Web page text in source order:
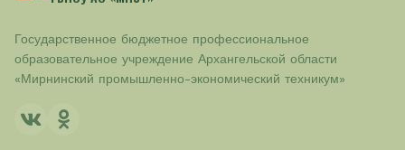
Государственное бюджетное профессиональное
образовательное учреждение Архангельской области
«Мирнинский промышленно-экономический техникум»